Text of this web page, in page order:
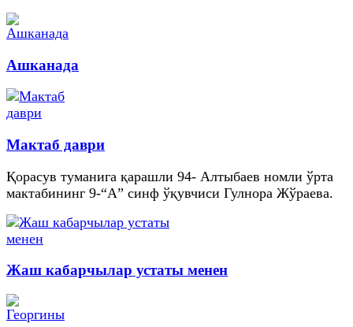
Ашканада
Мактаб даври
Қорасув туманига қарашли 94- Алтыбаев номли ўрта
мактабининг 9-“А” синф ўқувчиси Гулнора Жўраева.
Жаш кабарчылар устаты менен